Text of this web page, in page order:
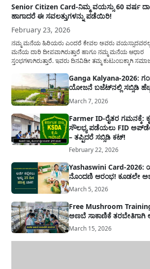
Senior Citizen Card-ನಿಮ್ಮ ವಯಸ್ಸು 60 ವರ್ಷ
ಹಾಗಾದರೆ ಈ ಸವಲತ್ತುಗಳನ್ನು ಪಡೆಯಿರಿ!
February 23, 2026
ನಮ್ಮ ಮನೆಯ ಹಿರಿಯರು ಎಂದರೆ ಕೇವಲ ಅವರು
ಮನೆಯ ದಾರಿ ದೀಪವಾಗಿರುತ್ತಾರೆ ಹಾಗೂ ನಮ್ಮ ಮನೆಯ ಆಧಾರ
ಸ್ತಂಭಗಳಾಗಿರುತ್ತಾರೆ. ಇವರು ದಿನವಿಡೀ ತಮ್ಮ ಕುಟುಂಬಕ್ಕಾಗಿ
ನೆಮ್ಮದಿಯಿಂದ ಕಳೆಯಬೇಕೆಂಬುದು ಪ್ರತಿಯೊಬ್ಬರ ಕನಸಾಗಿರುತ್ತದೆ
ಸರ್ಕಾರವು ಹಿರಿಯ ನಾಗರಿಕರ ಗುರುತಿನ ಚೀಟಿ...
Ganga Kalyana-2026:
ಯೋಜನೆ ಬಜೆಟ್‌ನಲ್ಲಿ ಸಬ್ಸಿಡಿ
March 7, 2026
Farmer ID-ರೈತರ ಗಮನಕ್ಕೆ:
ಸೌಲಭ್ಯ ಪಡೆಯಲು FID
– ತಪ್ಪಿದರೆ ಸಬ್ಸಿಡಿ ಕಟ್!
February 22, 2026
Yashaswini Card-2026:
ನೊಂದಣಿ ಆರಂಭ! ಕೂಡಲೇ
March 5, 2026
Free Mushroom
ಅಣಬೆ ಸಾಕಾಣಿಕೆ ತರಬೇತಿಗಾಗಿ
March 15, 2026